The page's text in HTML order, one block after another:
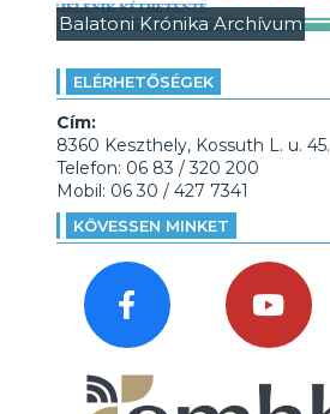
Balatoni Krónika Archívum
ELÉRHETŐSÉGEK
Cím:
8360 Keszthely, Kossuth L. u. 45.
Telefon: 06 83 / 320 200
Mobil: 06 30 / 427 7341
KÖVESSEN MINKET